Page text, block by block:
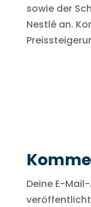
sowie der
Nestlé an.
Deine E-